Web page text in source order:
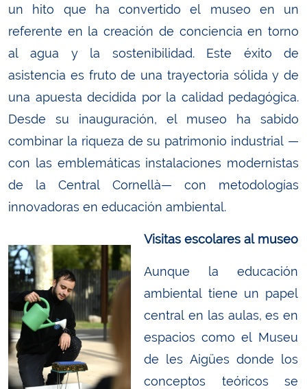
un hito que ha convertido el museo en un
referente en la creación de conciencia en torno
al agua y la sostenibilidad. Este éxito de
asistencia es fruto de una trayectoria sólida y de
una apuesta decidida por la calidad pedagógica.
Desde su inauguración, el museo ha sabido
combinar la riqueza de su patrimonio industrial —
con las emblemáticas instalaciones modernistas
de la Central Cornellà— con metodologías
innovadoras en educación ambiental.
Visitas escolares al museo
Aunque la educación
ambiental tiene un papel
central en las aulas, es en
espacios como el Museu
de les Aigües donde los
conceptos teóricos se